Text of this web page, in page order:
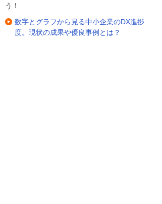
う！
数字とグラフから見る中小企業のDX進捗
度。現状の成果や優良事例とは？